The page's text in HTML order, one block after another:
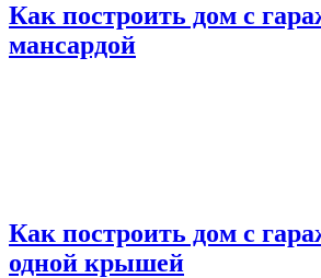
Как построить дом с
мансардой
Как построить дом с
одной крышей